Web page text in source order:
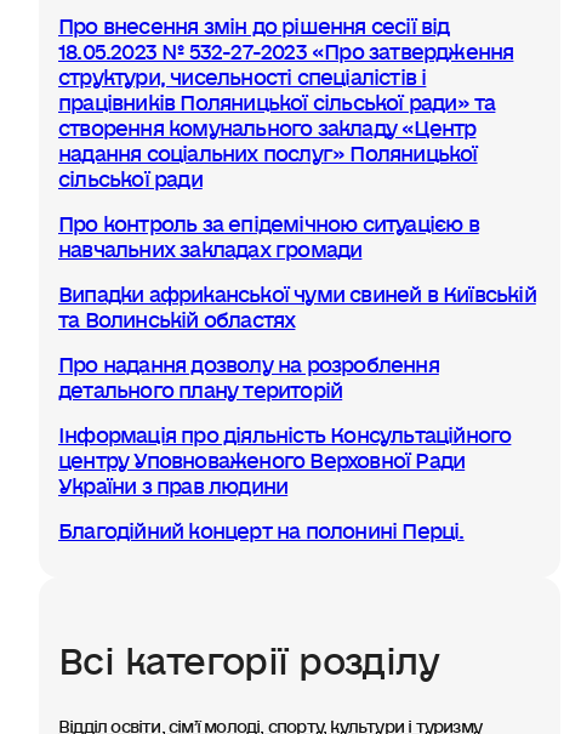
Про внесення змін до рішення сесії від
18.05.2023 № 532-27-2023 «Про затвердження
структури, чисельності спеціалістів і
працівників Поляницької сільської ради» та
створення комунального закладу «Центр
надання соціальних послуг» Поляницької
сільської ради
Про контроль за епідемічною ситуацією в
навчальних закладах громади
Випадки африканської чуми свиней в Київській
та Волинській областях
Про надання дозволу на розроблення
детального плану територій
Інформація про діяльність Консультаційного
центру Уповноваженого Верховної Ради
України з прав людини
Благодійний концерт на полонині Перці.
Всі категорії розділу
Відділ освіти, сімʼї молоді, спорту, культури і туризму